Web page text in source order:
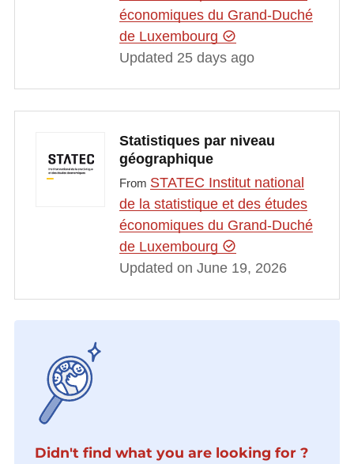
économiques du Grand-Duché
de Luxembourg
Updated 25 days ago
Statistiques par niveau
géographique
From STATEC Institut national
de la statistique et des études
économiques du Grand-Duché
de Luxembourg
Updated on June 19, 2026
Didn't find what you are looking for ?